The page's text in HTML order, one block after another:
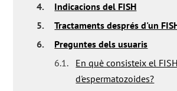
4.
Indicacions del FISH
5.
Tractaments després d'un
6.
Preguntes dels usuaris
6.1.
En què consisteix el FISH
d'espermatozoides?